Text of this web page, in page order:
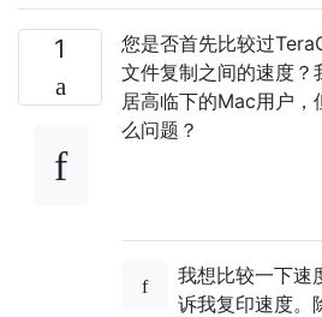
1
您是否首先比较过
文件复制之间的速度？
居高临下的Mac用户
么问题？
我想比较一下速
诉我复印速度。